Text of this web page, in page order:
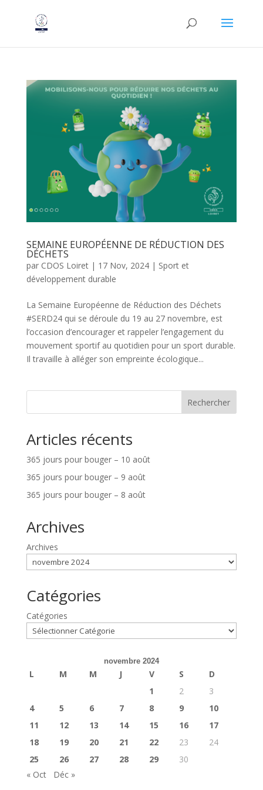
SEMAINE EUROPÉENNE DE RÉDUCTION DES
DÉCHETS
par CDOS Loiret| 17 Nov, 2024| Sport et
développement durable
La Semaine Européenne de Réduction des Déchets
#SERD24 qui se déroule du 19 au 27 novembre, est
l’occasion d’encourager et rappeler l’engagement du
mouvement sportif au quotidien pour un sport durable.
Il travaille à alléger son empreinte écologique...
Rechercher
Articles récents
365 jours pour bouger – 10 août
365 jours pour bouger – 9 août
365 jours pour bouger – 8 août
Archives
Archives
Catégories
Catégories
novembre 2024
L M M J V S
D
1
2
3
4
5 6 7 8 9
10
11
12 13 14 15 16
17
18
19 20 21 22 23
24
25
26 27 28 29
30
« Oct
Déc »